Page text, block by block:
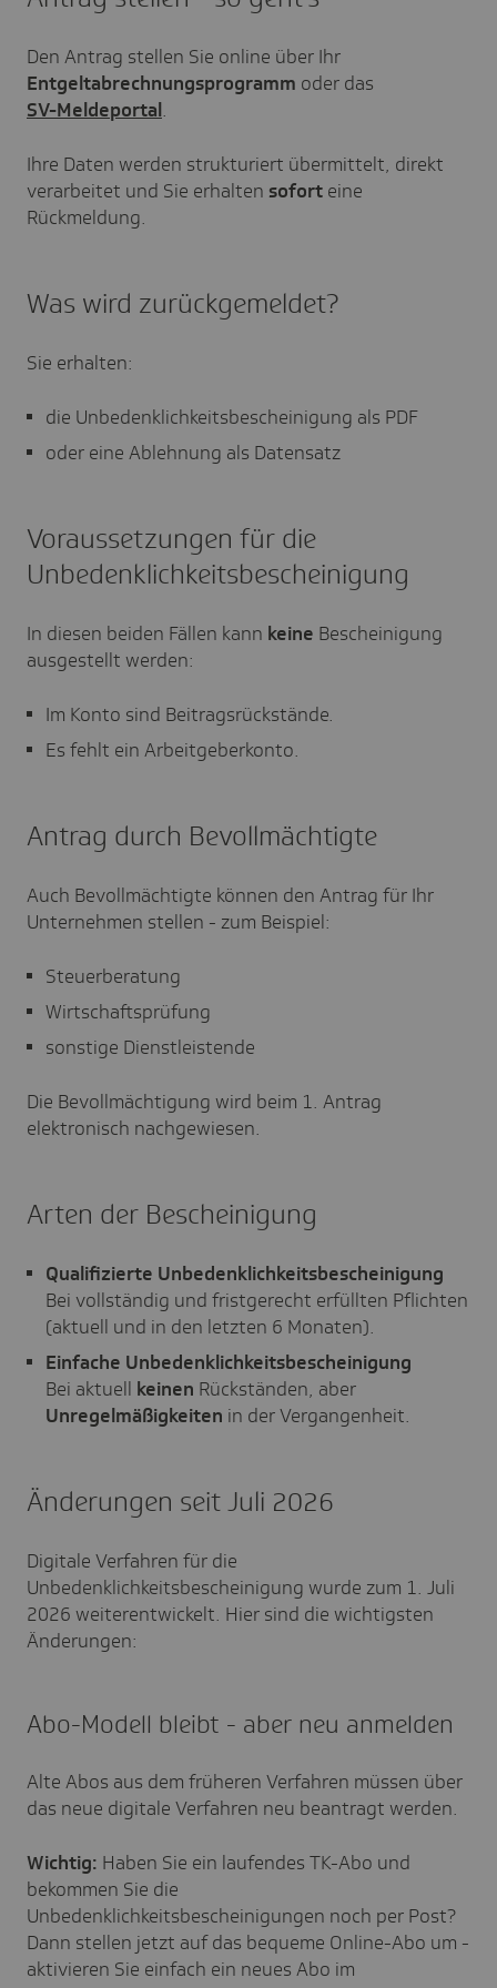
Den Antrag stellen Sie online über Ihr
Entgeltabrechnungsprogramm oder das
SV-Meldeportal.
Ihre Daten werden strukturiert übermittelt, direkt
verarbeitet und Sie erhalten sofort eine
Rückmeldung.
Was wird zurückgemeldet?
Sie erhalten:
die Unbedenklichkeitsbescheinigung als PDF
oder eine Ablehnung als Datensatz
Voraussetzungen für die
Unbedenklichkeitsbescheinigung
In diesen beiden Fällen kann keine Bescheinigung
ausgestellt werden:
Im Konto sind Beitragsrückstände.
Es fehlt ein Arbeitgeberkonto.
Antrag durch Bevollmächtigte
Auch Bevollmächtigte können den Antrag für Ihr
Unternehmen stellen - zum Beispiel:
Steuerberatung
Wirtschaftsprüfung
sonstige Dienstleistende
Die Bevollmächtigung wird beim 1. Antrag
elektronisch nachgewiesen.
Arten der Bescheinigung
Qualifizierte Unbedenklichkeitsbescheinigung
Bei vollständig und fristgerecht erfüllten Pflichten
(aktuell und in den letzten 6 Monaten).
Einfache Unbedenklichkeitsbescheinigung
Bei aktuell keinen Rückständen, aber
Unregelmäßigkeiten in der Vergangenheit.
Änderungen seit Juli 2026
Digitale Verfahren für die
Unbedenklichkeitsbescheinigung wurde zum 1. Juli
2026 weiterentwickelt. Hier sind die wichtigsten
Änderungen:
Abo-Modell bleibt - aber neu anmelden
Alte Abos aus dem früheren Verfahren müssen über
das neue digitale Verfahren neu beantragt werden.
Wichtig: Haben Sie ein laufendes TK-Abo und
bekommen Sie die
Unbedenklichkeitsbescheinigungen noch per Post?
Dann stellen jetzt auf das bequeme Online-Abo um -
aktivieren Sie einfach ein neues Abo im